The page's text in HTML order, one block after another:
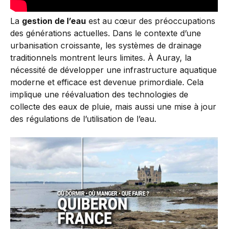
La gestion de l’eau est au cœur des préoccupations
des générations actuelles. Dans le contexte d’une
urbanisation croissante, les systèmes de drainage
traditionnels montrent leurs limites. À Auray, la
nécessité de développer une infrastructure aquatique
moderne et efficace est devenue primordiale. Cela
implique une réévaluation des technologies de
collecte des eaux de pluie, mais aussi une mise à jour
des régulations de l’utilisation de l’eau.